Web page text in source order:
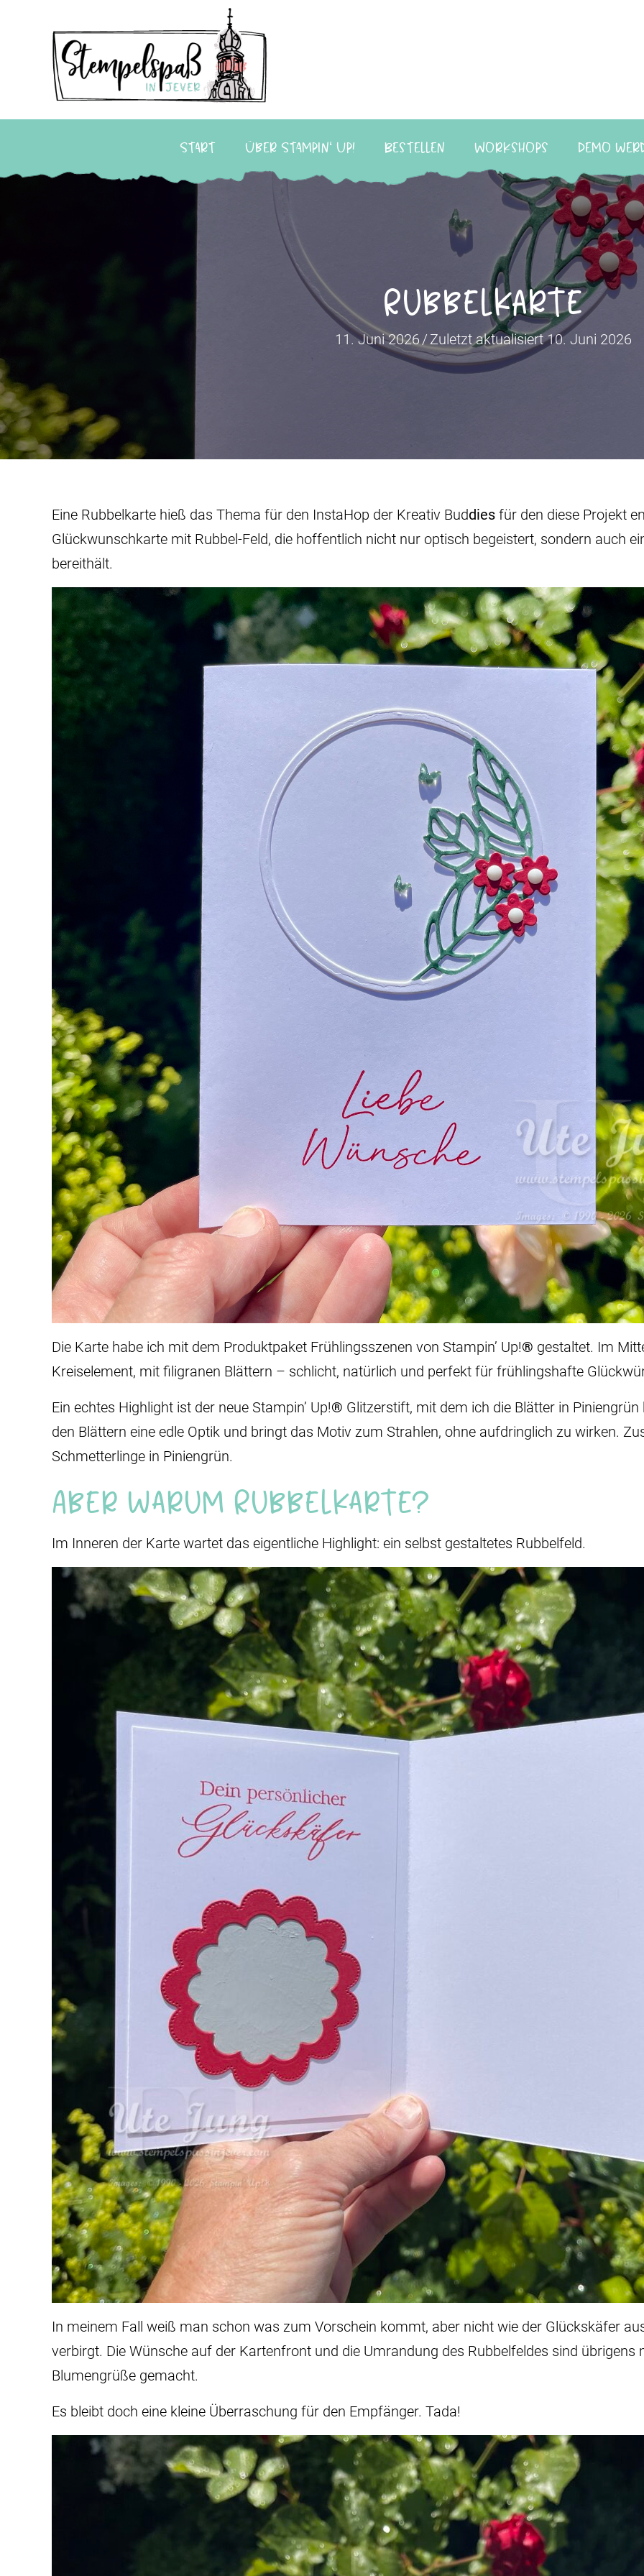
Start Über Stampin‘ Up! Bestellen Workshops Demo
Rubbelkarte
11. Juni 2026 / Zuletzt aktualisiert 10. Juni 2026
Eine Rubbelkarte hieß das Thema für den InstaHop der Kreativ Buddies für den diese Projekt
Glückwunschkarte mit Rubbel-Feld, die hoffentlich nicht nur optisch begeistert, sondern auch
bereithält.
Die Karte habe ich mit dem Produktpaket Frühlingsszenen von Stampin’ Up!® gestaltet. Im
Kreiselement, mit filigranen Blättern – schlicht, natürlich und perfekt für frühlingshafte
Ein echtes Highlight ist der neue Stampin’ Up!® Glitzerstift, mit dem ich die Blätter in
den Blättern eine edle Optik und bringt das Motiv zum Strahlen, ohne aufdringlich zu wirken.
Schmetterlinge in Piniengrün.
Aber warum Rubbelkarte?
Im Inneren der Karte wartet das eigentliche Highlight: ein selbst gestaltetes Rubbelfeld.
In meinem Fall weiß man schon was zum Vorschein kommt, aber nicht wie der Glückskäfer
verbirgt. Die Wünsche auf der Kartenfront und die Umrandung des Rubbelfeldes sind
Blumengrüße gemacht.
Es bleibt doch eine kleine Überraschung für den Empfänger. Tada!